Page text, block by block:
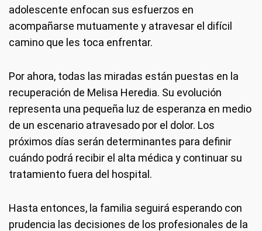
adolescente enfocan sus esfuerzos en
acompañarse mutuamente y atravesar el difícil
camino que les toca enfrentar.
Por ahora, todas las miradas están puestas en la
recuperación de Melisa Heredia. Su evolución
representa una pequeña luz de esperanza en medio
de un escenario atravesado por el dolor. Los
próximos días serán determinantes para definir
cuándo podrá recibir el alta médica y continuar su
tratamiento fuera del hospital.
Hasta entonces, la familia seguirá esperando con
prudencia las decisiones de los profesionales de la